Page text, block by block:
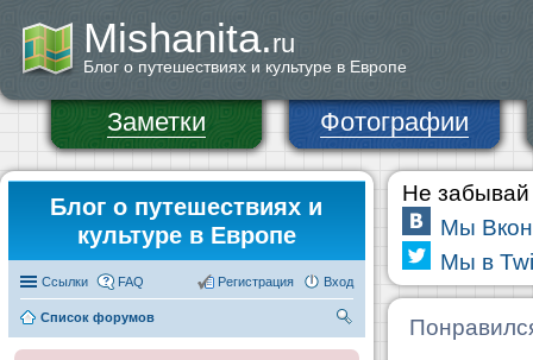
Mishanita.ru
Блог о путешествиях и культуре в Европе
Заметки Фотографии
Блог о путешествиях и
культуре в Европе
Ссылки FAQ Вход
Регистрация
Список форумов
Не забывай
Мы
Мы в